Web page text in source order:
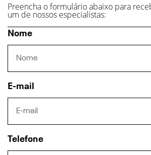
Preencha o formulário abaixo para
um de nossos especialistas:
Nome
E-mail
Telefone